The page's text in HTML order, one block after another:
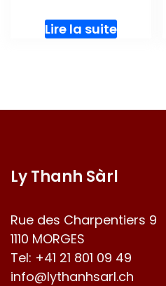
Lire la suite
Ly Thanh Sàrl
Rue des Charpentiers 9
1110 MORGES
Tel: +41 21 801 09 49
info@lythanhsarl.ch